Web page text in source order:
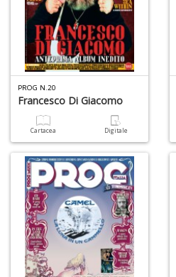
PROG N.20
Francesco Di Giacomo
Cartacea Digitale